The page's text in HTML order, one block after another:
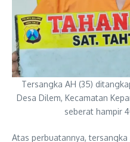
Tersangka AH (35)
Desa Dilem, Kecamatan
seberat hampir
Atas perbuatannya,